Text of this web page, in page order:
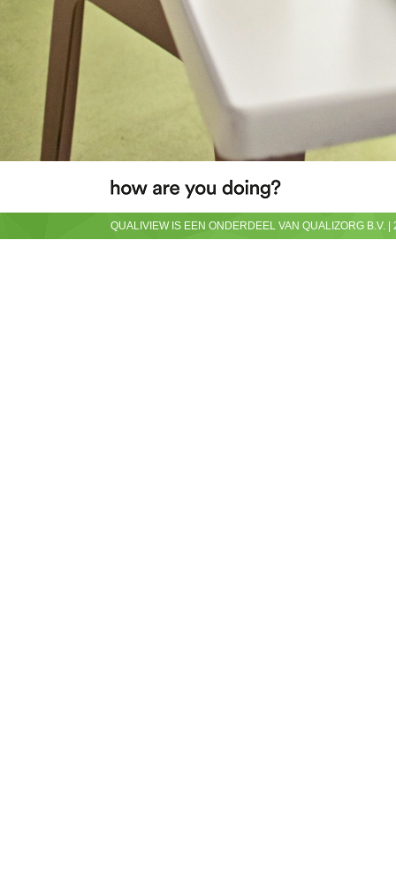
QUALIVIEW IS EEN ONDERDEEL VAN QUALIZORG B.V.